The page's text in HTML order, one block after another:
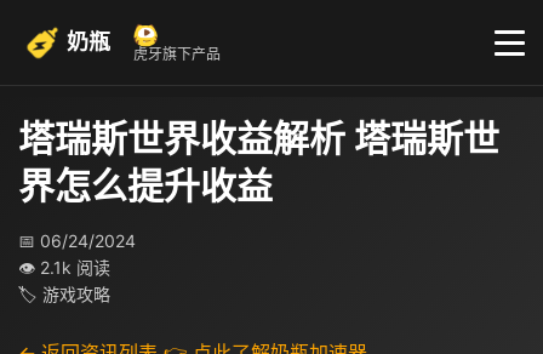
奶瓶 虎牙旗下产品
塔瑞斯世界收益解析 塔瑞斯世
界怎么提升收益
📅 06/24/2024
👁 2.1k 阅读
🏷 游戏攻略